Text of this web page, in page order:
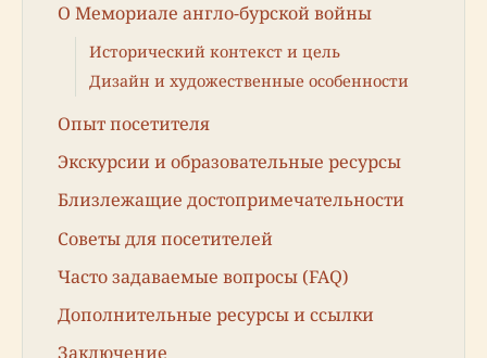
О Мемориале англо-бурской войны
Исторический контекст и цель
Дизайн и художественные особенности
Опыт посетителя
Экскурсии и образовательные ресурсы
Близлежащие достопримечательности
Советы для посетителей
Часто задаваемые вопросы (FAQ)
Дополнительные ресурсы и ссылки
Заключение